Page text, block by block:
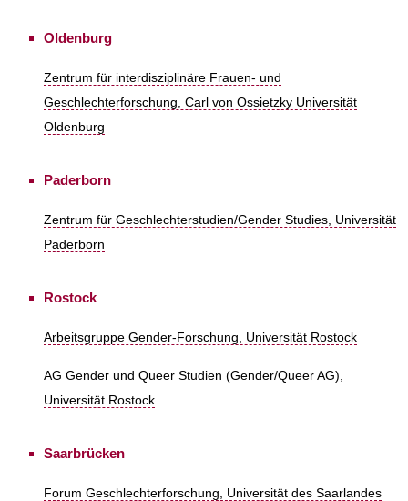
Oldenburg
Zentrum für interdisziplinäre Frauen- und
Geschlechterforschung, Carl von Ossietzky Universität
Oldenburg
Paderborn
Zentrum für Geschlechterstudien/Gender Studies, Universität
Paderborn
Rostock
Arbeitsgruppe Gender-Forschung, Universität Rostock
AG Gender und Queer Studien (Gender/Queer AG),
Universität Rostock
Saarbrücken
Forum Geschlechterforschung, Universität des Saarlandes